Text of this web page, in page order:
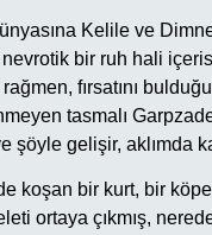
Kelile ve
bir ruh hali
fırsatını
tasmalı
gelişir, aklımda
bir kurt, bir
ortaya çıkmış,